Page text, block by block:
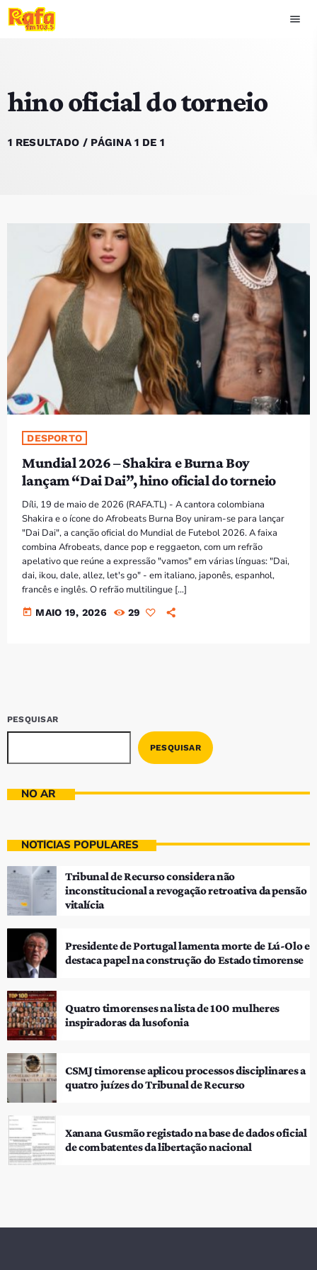
menu
play_arrow OUVIR RAFA
TOP 15
PODCASTS
PROGRAMAS
VIDEOS
EVENTOS
CONTACTOS
PORTUGUÊS keyboard_arrow_down
TÉTUM
PORTUGUÊS
PRÓXIMOS PROGRAMAS
Bom dia RAFA
7:00 AM - 10:00 AM
hino oficial do torneio
1 RESULTADO / PÁGINA 1 DE 1
DESPORTO
Mundial 2026 – Shakira e Burna Boy
lançam “Dai Dai”, hino oficial do torneio
Díli, 19 de maio de 2026 (RAFA.TL) - A cantora colombiana
Shakira e o ícone do Afrobeats Burna Boy uniram-se para lançar
"Dai Dai", a canção oficial do Mundial de Futebol 2026. A faixa
combina Afrobeats, dance pop e reggaeton, com um refrão
apelativo que reúne a expressão "vamos" em várias línguas: "Dai,
dai, ikou, dale, allez, let's go" - em italiano, japonês, espanhol,
francês e inglês. O refrão multilingue […]
today MAIO 19, 2026 29
PESQUISAR
PESQUISAR
NO AR
NOTÍCIAS POPULARES
Tribunal de Recurso considera não
inconstitucional a revogação retroativa da pensão
vitalícia
Presidente de Portugal lamenta morte de Lú-Olo e
destaca papel na construção do Estado timorense
Quatro timorenses na lista de 100 mulheres
inspiradoras da lusofonia
CSMJ timorense aplicou processos disciplinares a
quatro juízes do Tribunal de Recurso
Xanana Gusmão registado na base de dados oficial
de combatentes da libertação nacional